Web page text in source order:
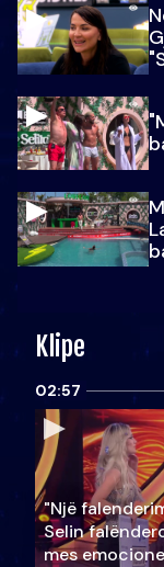
Klipe
02:57
"Një
Selin
mes